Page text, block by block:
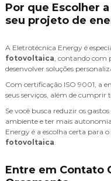
Por que Escolher
seu projeto de
A Eletrotécnica Energy é
fotovoltaica , contando com
desenvolver soluções
Com certificação ISO 9001, a
seus serviços, além de cumprir
Se você busca reduzir os
ambiente e ter mais
Energy é a escolha certa para o
fotovoltaica
Entre em Contato